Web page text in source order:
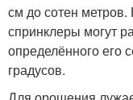
см до сотен метров.
спринклеры могут
определённого его
градусов.